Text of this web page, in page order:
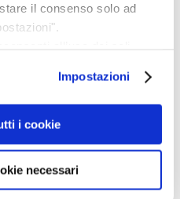
il consenso solo ad
Impostazioni
i cookie
necessari
Cavalli giocattolo